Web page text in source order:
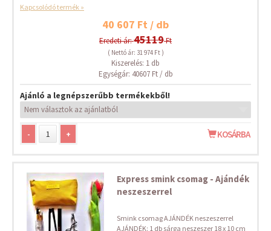
Kapcsolódó termék »
40 607 Ft / db
Eredeti ár:45119Ft
( Nettó ár: 31 974 Ft )
Kiszerelés: 1 db
Egységár: 40607 Ft / db
Ajánló a legnépszerűbb termékekből!
- + KOSÁRBA
Express smink csomag - Ajándék
neszeszerrel
Smink csomag AJÁNDÉK neszeszerrel
AJÁNDÉK: 1 db sárga neszeszer 18 x 10 cm